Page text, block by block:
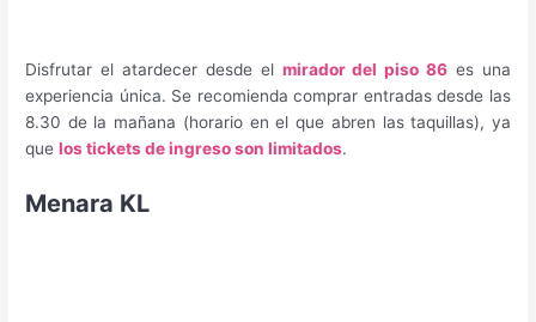
Disfrutar el atardecer desde el mirador del piso 86 es una
experiencia única. Se recomienda comprar entradas desde las
8.30 de la mañana (horario en el que abren las taquillas), ya
quelos tickets de ingreso son limitados.
Menara KL